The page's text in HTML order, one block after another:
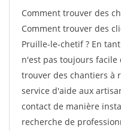
Comment trouver des
Comment trouver des
Pruille-le-chetif ? En
n'est pas toujours
trouver des chantiers à
service d'aide aux
contact de manière
recherche de